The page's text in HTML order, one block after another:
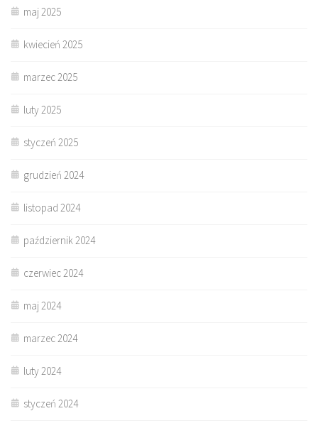
maj 2025
kwiecień 2025
marzec 2025
luty 2025
styczeń 2025
grudzień 2024
listopad 2024
październik 2024
czerwiec 2024
maj 2024
marzec 2024
luty 2024
styczeń 2024